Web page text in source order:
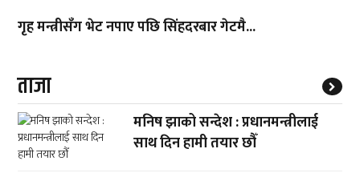
गृह मन्त्रीसँग भेट नपाए पछि सिंहदरबार गेटमै...
ताजा
मनिष झाको सन्देश : प्रधानमन्त्रीलाई
साथ दिन हामी तयार छौँ